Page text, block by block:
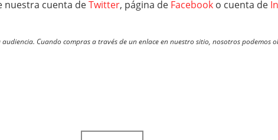
nuestra cuenta deTwitter, página de Facebook o cuenta de
Cuando compras a través de un enlace en nuestro sitio, nosotros podemos